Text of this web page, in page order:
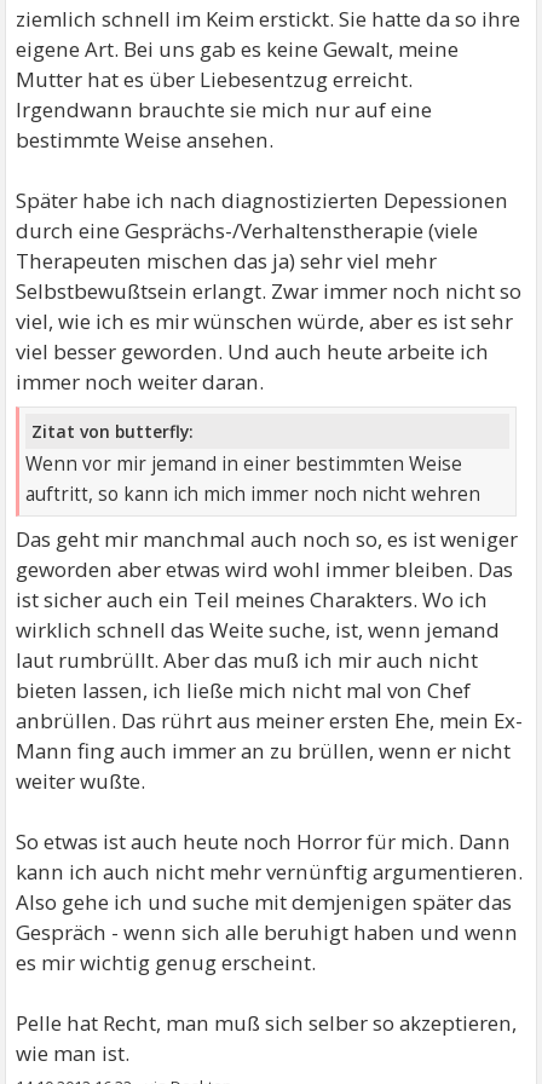
ziemlich schnell im Keim erstickt. Sie hatte da so ihre
eigene Art. Bei uns gab es keine Gewalt, meine
Mutter hat es über Liebesentzug erreicht.
Irgendwann brauchte sie mich nur auf eine
bestimmte Weise ansehen.
Später habe ich nach diagnostizierten Depessionen
durch eine Gesprächs-/Verhaltenstherapie (viele
Therapeuten mischen das ja) sehr viel mehr
Selbstbewußtsein erlangt. Zwar immer noch nicht so
viel, wie ich es mir wünschen würde, aber es ist sehr
viel besser geworden. Und auch heute arbeite ich
immer noch weiter daran.
Zitat von butterfly:
Wenn vor mir jemand in einer bestimmten Weise
auftritt, so kann ich mich immer noch nicht wehren
Das geht mir manchmal auch noch so, es ist weniger
geworden aber etwas wird wohl immer bleiben. Das
ist sicher auch ein Teil meines Charakters. Wo ich
wirklich schnell das Weite suche, ist, wenn jemand
laut rumbrüllt. Aber das muß ich mir auch nicht
bieten lassen, ich ließe mich nicht mal von Chef
anbrüllen. Das rührt aus meiner ersten Ehe, mein Ex-
Mann fing auch immer an zu brüllen, wenn er nicht
weiter wußte.
So etwas ist auch heute noch Horror für mich. Dann
kann ich auch nicht mehr vernünftig argumentieren.
Also gehe ich und suche mit demjenigen später das
Gespräch - wenn sich alle beruhigt haben und wenn
es mir wichtig genug erscheint.
Pelle hat Recht, man muß sich selber so akzeptieren,
wie man ist.